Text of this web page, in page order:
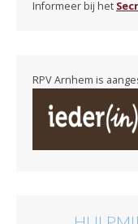
Informeer bij het
RPV Arnhem is